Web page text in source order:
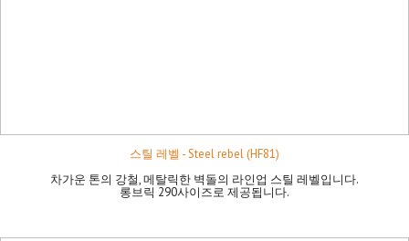
스틸 레벨 - Steel rebel (HF81)
차가운 톤의 강철, 메탈릭한 벽돌의 라인업 스틸 레벨입니다.
롱브릭 290사이즈로 제공됩니다.